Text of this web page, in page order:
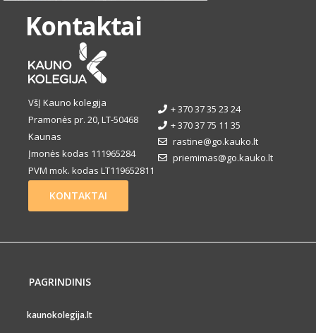
Kontaktai
VšĮ Kauno kolegija
Pramonės pr. 20, LT-50468
Kaunas
Įmonės kodas 111965284
PVM mok. kodas LT119652811
+ 370 37 35 23 24
+ 370 37 75 11 35
rastine@go.kauko.lt
priemimas@go.kauko.lt
KONTAKTAI
PAGRINDINIS
kaunokolegija.lt